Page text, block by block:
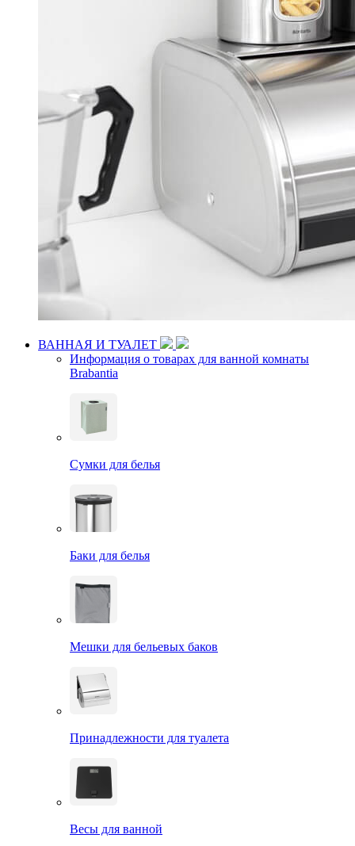
ВАННАЯ И ТУАЛЕТ
Информация о товарах для ванной комнаты
Brabantia
Сумки для белья
Баки для белья
Мешки для бельевых баков
Принадлежности для туалета
Весы для ванной